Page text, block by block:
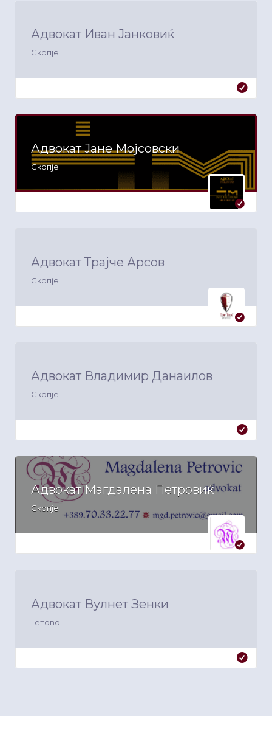
Адвокат Иван Јанковиќ
Скопје
Адвокат Јане Мојсовски
Скопје
Адвокат Трајче Арсов
Скопје
Адвокат Владимир Данаилов
Скопје
Адвокат Магдалена Петровиќ
Скопје
Адвокат Вулнет Зенки
Тетово